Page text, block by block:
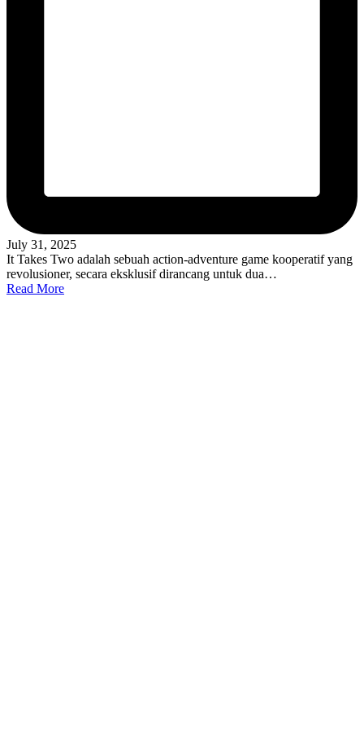
July 31, 2025
It Takes Two adalah sebuah action-adventure game kooperatif yang
revolusioner, secara eksklusif dirancang untuk dua…
Read More